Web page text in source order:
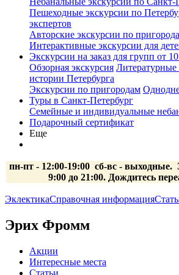
Пешеходные экскурсии по
экспертов
Авторские экскурсии по
Интерактивные экскурсии для
Экскурсии на заказ для групп от
Обзорная экскурсия Литературные
истории Петербурга
Экскурсии по пригородам
Туры в Санкт-Петербург
Семейные и индивидуальные
Подарочный сертификат
Еще
пн-пт - 12:00-19:00 сб-вс - выходные.
9:00 до 21:00. Дождитесь
ЭклектикаСправочная информация
Эрих Фромм
Акции
Интересные места
Статьи